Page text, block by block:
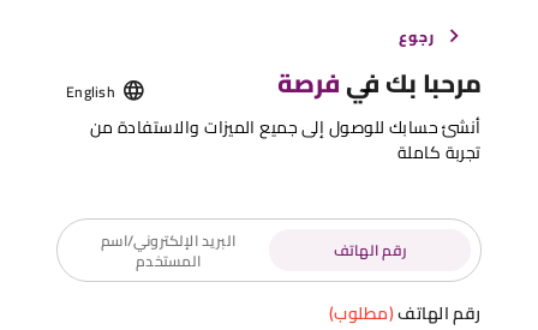
رجوع
مرحبا بك فيفرصة English
أنشئ حسابك للوصول إلى جميع الميزات والاستفادة من
تجربة كاملة
رقم الهاتف البريد الإلكتروني/اسم
المستخدم
رقم الهاتف(مطلوب)